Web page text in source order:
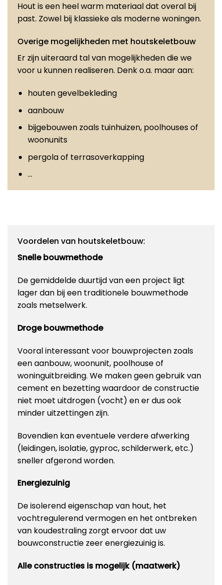
Hout is een heel warm materiaal dat overal bij
past. Zowel bij klassieke als moderne woningen.
Overige mogelijkheden met houtskeletbouw
Er zijn uiteraard tal van mogelijkheden die we
voor u kunnen realiseren. Denk o.a. maar aan:
houten gevelbekleding
aanbouw
bijgebouwen zoals tuinhuizen, poolhouses of
woonunits
pergola of terrasoverkapping
…
Voordelen van houtskeletbouw:
Snelle bouwmethode
De gemiddelde duurtijd van een project ligt
lager dan bij een traditionele bouwmethode
zoals metselwerk.
Droge bouwmethode
Vooral interessant voor bouwprojecten zoals
een aanbouw, woonunit, poolhouse of
woninguitbreiding. We maken geen gebruik van
cement en bezetting waardoor de constructie
niet moet uitdrogen (vocht) en er dus ook
minder uitzettingen zijn.
Bovendien kan eventuele verdere afwerking
(leidingen, isolatie, gyproc, schilderwerk, etc.)
sneller afgerond worden.
Energiezuinig
De isolerend eigenschap van hout, het
vochtregulerend vermogen en het ontbreken
van koudestraling zorgt ervoor dat uw
bouwconstructie zeer energiezuinig is.
Alle constructies is mogelijk (maatwerk)